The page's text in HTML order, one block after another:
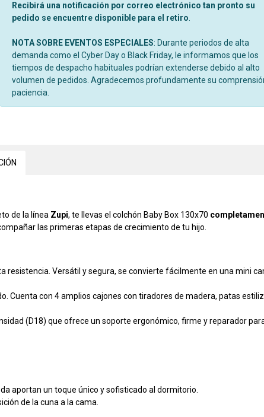
Recibirá una notificación por correo electrónico tan pronto su
pedido se encuentre disponible para el retiro
NOTA SOBRE EVENTOS ESPECIALES: Durante periodos de alta
demanda como el Cyber Day o Black Friday, le informamos que los
tiempos de despacho habituales podrían extenderse debido al alto
volumen de pedidos. Agradecemos profundamente su
paciencia.
de la línea Zupi, te llevas el colchón Baby Box 130x70
las primeras etapas de crecimiento de tu hijo.
resistencia. Versátil y segura, se convierte fácilmente en una mini
Cuenta con 4 amplios cajones con tiradores de madera, patas
(D18) que ofrece un soporte ergonómico, firme y reparador
aportan un toque único y sofisticado al dormitorio.
de la cuna a la cama.